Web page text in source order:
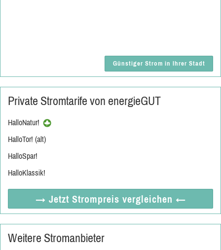
Günstiger Strom in Ihrer Stadt
Private Stromtarife von energieGUT
HalloNatur!
HalloTor! (alt)
HalloSpar!
HalloKlassik!
→ Jetzt Strompreis vergleichen ←
Weitere Stromanbieter